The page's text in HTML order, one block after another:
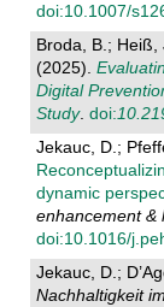
doi:10.1007/
Broda, B.; Heiß,
(2025).
Digital
Study. doi:
Jekauc, D.;
dynamic
enhancement &
doi:10.1016/
Jekauc, D.;
Nachhaltigkeit